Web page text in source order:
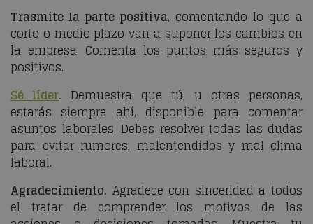
Trasmite la parte positiva, comentando lo que a
corto o medio plazo van a suponer los cambios en
la empresa. Comenta los puntos más seguros y
positivos.
Sé líder. Demuestra que tú, u otras personas,
estarás siempre ahí, disponible para comentar
asuntos laborales. Debes resolver todas las dudas
para evitar rumores, malentendidos y mal clima
laboral.
Agradecimiento. Agradece con sinceridad a todos
el tratar de comprender los motivos de las